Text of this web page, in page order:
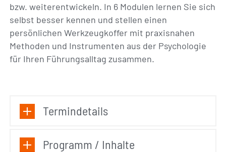
bzw. weiterentwickeln. In 6 Modulen lernen Sie sich
selbst besser kennen und stellen einen
persönlichen Werkzeugkoffer mit praxisnahen
Methoden und Instrumenten aus der Psychologie
für Ihren Führungsalltag zusammen.
Termindetails
Programm / Inhalte